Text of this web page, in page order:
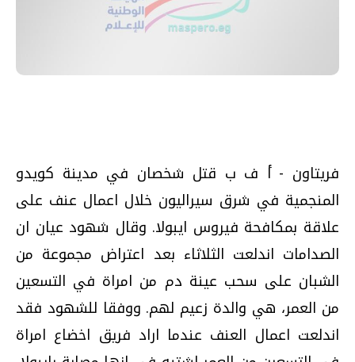
فريتاون - أ ف ب قتل شخصان في مدينة كويدو
المنجمية في شرق سيراليون خلال اعمال عنف على
علاقة بمكافحة فيروس ايبولا. وقال شهود عيان ان
الصدامات اندلعت الثلاثاء بعد اعتراض مجموعة من
الشبان على سحب عينة دم من امراة في التسعين
من العمر، هي والدة زعيم لهم. ووفقا للشهود فقد
اندلعت اعمال العنف عندما اراد فريق اخضاع امراة